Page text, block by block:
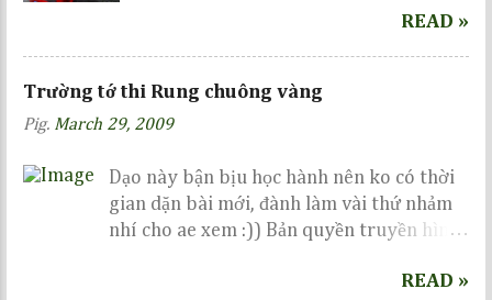
READ »
Trường tớ thi Rung chuông vàng
Pig. March 29, 2009
Dạo này bận bịu học hành nên ko có thời
gian dặn bài mới, đành làm vài thứ nhảm
nhí cho ae xem :)) Bản quyền truyền hình
bản quyền ảnh thôi, còn diễn biến cuộc
READ »